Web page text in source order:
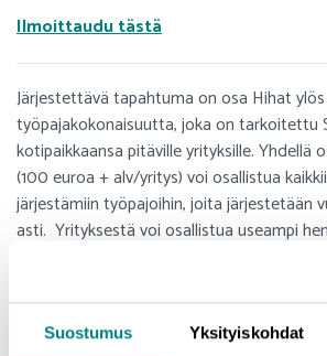
Suostumus Yksityiskohdat
Ilmoittaudu tästä
Järjestettävä tapahtuma on osa Hihat
työpajakokonaisuutta, joka on tarkoitettu
kotipaikkaansa pitäville yrityksille. Yhdellä
(100 euroa + alv/yritys) voi osallistua
järjestämiin työpajoihin, joita järjestetään
asti. Yrityksestä voi osallistua useampi
Työpajat ovat osa Palveluyritykset
jota rahoittaa Keski-Suomen ELY-keskus